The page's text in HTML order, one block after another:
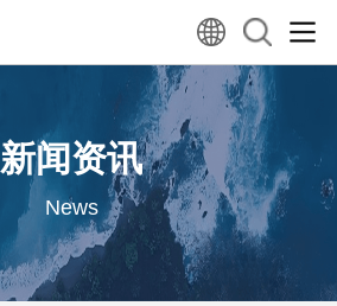
新闻资讯
News